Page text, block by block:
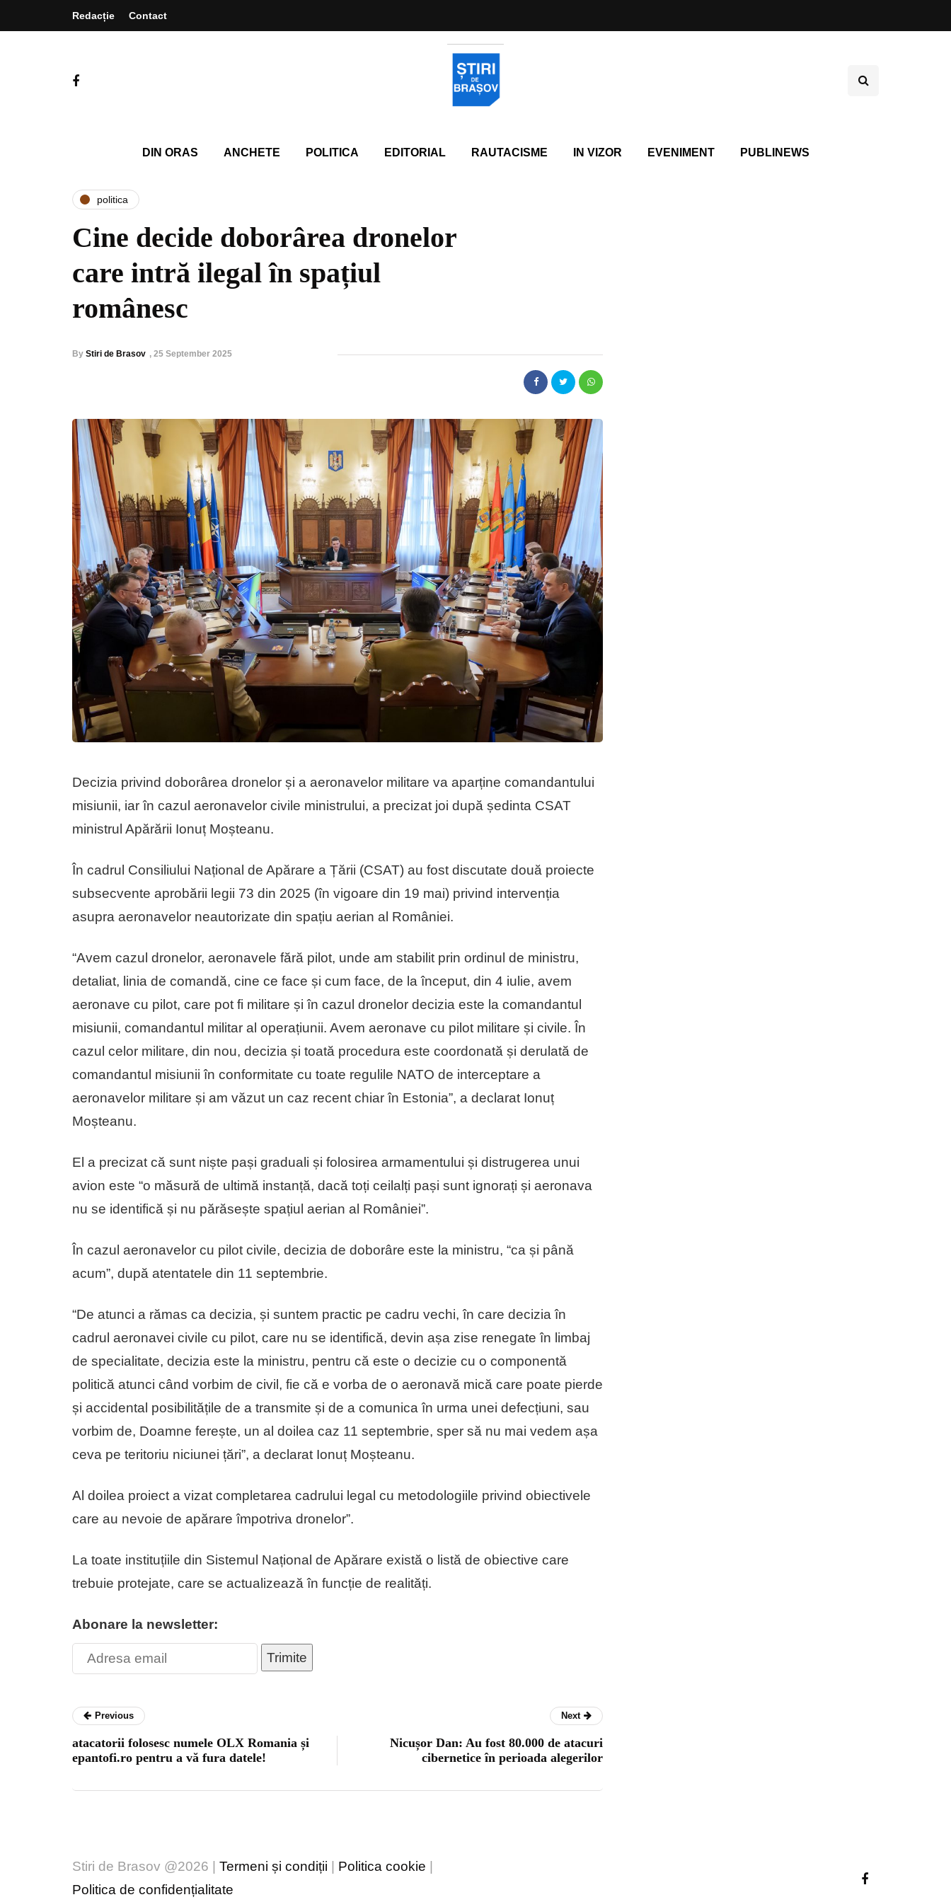
Redacție Contact
DIN ORAS ANCHETE POLITICA EDITORIAL RAUTACISME IN VIZOR EVENIMENT PUBLINEWS
politica
Cine decide doborârea dronelor
care intră ilegal în spațiul
românesc
By Stiri de Brasov , 25 September 2025
Decizia privind doborârea dronelor și a aeronavelor militare va aparține comandantului
misiunii, iar în cazul aeronavelor civile ministrului, a precizat joi după ședinta CSAT
ministrul Apărării Ionuț Moșteanu.
În cadrul Consiliului Național de Apărare a Țării (CSAT) au fost discutate două proiecte
subsecvente aprobării legii 73 din 2025 (în vigoare din 19 mai) privind intervenția
asupra aeronavelor neautorizate din spațiu aerian al României.
“Avem cazul dronelor, aeronavele fără pilot, unde am stabilit prin ordinul de ministru,
detaliat, linia de comandă, cine ce face și cum face, de la început, din 4 iulie, avem
aeronave cu pilot, care pot fi militare și în cazul dronelor decizia este la comandantul
misiunii, comandantul militar al operațiunii. Avem aeronave cu pilot militare și civile. În
cazul celor militare, din nou, decizia și toată procedura este coordonată și derulată de
comandantul misiunii în conformitate cu toate regulile NATO de interceptare a
aeronavelor militare și am văzut un caz recent chiar în Estonia”, a declarat Ionuț
Moșteanu.
El a precizat că sunt niște pași graduali și folosirea armamentului și distrugerea unui
avion este “o măsură de ultimă instanță, dacă toți ceilalți pași sunt ignorați și aeronava
nu se identifică și nu părăsește spațiul aerian al României”.
În cazul aeronavelor cu pilot civile, decizia de doborâre este la ministru, “ca și până
acum”, după atentatele din 11 septembrie.
“De atunci a rămas ca decizia, și suntem practic pe cadru vechi, în care decizia în
cadrul aeronavei civile cu pilot, care nu se identifică, devin așa zise renegate în limbaj
de specialitate, decizia este la ministru, pentru că este o decizie cu o componentă
politică atunci când vorbim de civil, fie că e vorba de o aeronavă mică care poate pierde
și accidental posibilitățile de a transmite și de a comunica în urma unei defecțiuni, sau
vorbim de, Doamne ferește, un al doilea caz 11 septembrie, sper să nu mai vedem așa
ceva pe teritoriu niciunei țări”, a declarat Ionuț Moșteanu.
Al doilea proiect a vizat completarea cadrului legal cu metodologiile privind obiectivele
care au nevoie de apărare împotriva dronelor”.
La toate instituțiile din Sistemul Național de Apărare există o listă de obiective care
trebuie protejate, care se actualizează în funcție de realități.
Abonare la newsletter:
Trimite
Previous
atacatorii folosesc numele OLX Romania și
epantofi.ro pentru a vă fura datele!
Next
Nicușor Dan: Au fost 80.000 de atacuri
cibernetice în perioada alegerilor
Stiri de Brasov @2026 | Termeni și condiții | Politica cookie |
Politica de confidențialitate